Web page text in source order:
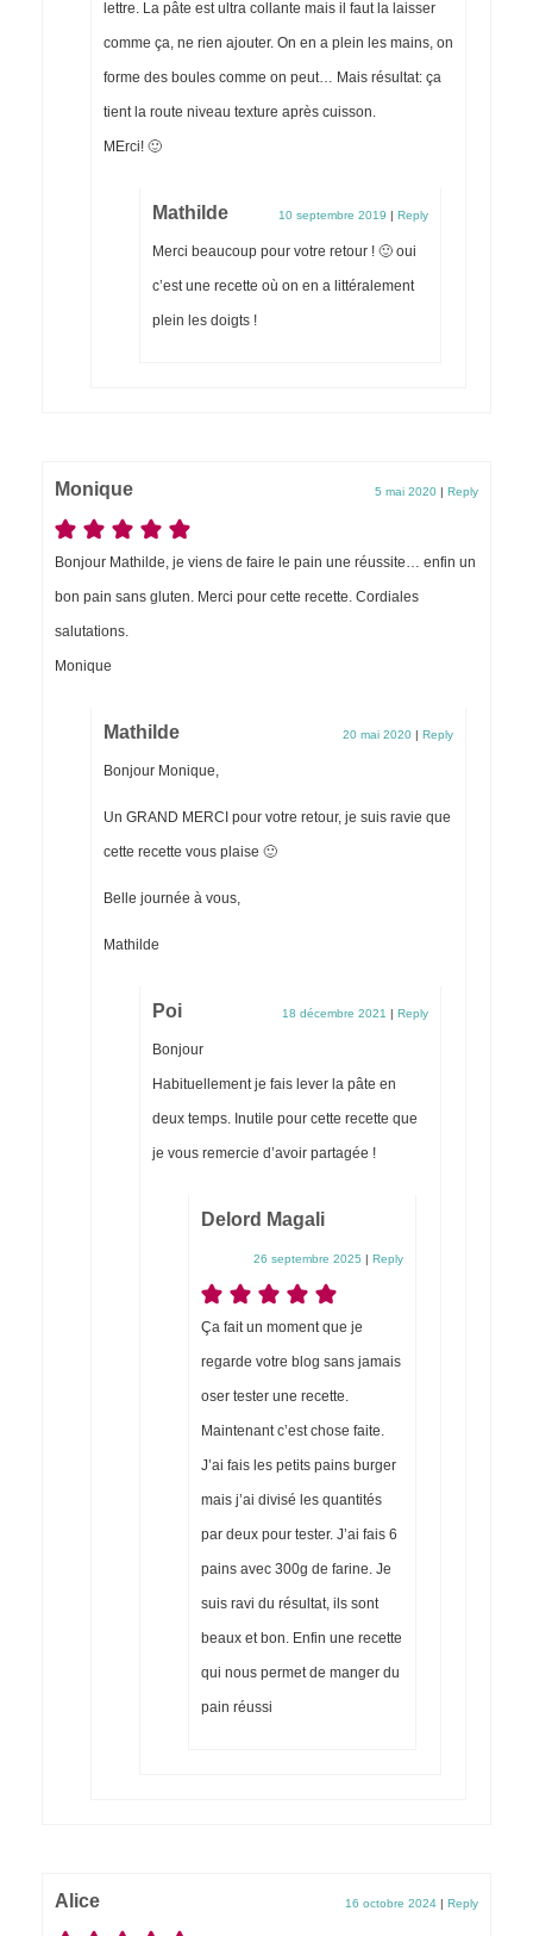
lettre. La pâte est ultra collante mais il faut la laisser
comme ça, ne rien ajouter. On en a plein les mains, on
forme des boules comme on peut… Mais résultat: ça
tient la route niveau texture après cuisson.
MErci! 🙂
Mathilde 10 septembre 2019 Reply
Merci beaucoup pour votre retour ! 🙂 oui
c’est une recette où on en a littéralement
plein les doigts !
Monique 5 mai 2020 Reply
Bonjour Mathilde, je viens de faire le pain une réussite… enfin un
bon pain sans gluten. Merci pour cette recette. Cordiales
salutations.
Monique
Mathilde 20 mai 2020 Reply
Bonjour Monique,
Un GRAND MERCI pour votre retour, je suis ravie que
cette recette vous plaise 🙂
Belle journée à vous,
Mathilde
Poi 18 décembre 2021 Reply
Bonjour
Habituellement je fais lever la pâte en
deux temps. Inutile pour cette recette que
je vous remercie d’avoir partagée !
Delord Magali
26 septembre 2025 Reply
Ça fait un moment que je
regarde votre blog sans jamais
oser tester une recette.
Maintenant c’est chose faite.
J’ai fais les petits pains burger
mais j’ai divisé les quantités
par deux pour tester. J’ai fais 6
pains avec 300g de farine. Je
suis ravi du résultat, ils sont
beaux et bon. Enfin une recette
qui nous permet de manger du
pain réussi
Alice 16 octobre 2024 Reply